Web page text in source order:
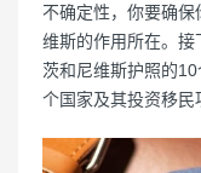
不确定性，你要确
维斯的作用所在。
茨和尼维斯护照的
个国家及其投资移民